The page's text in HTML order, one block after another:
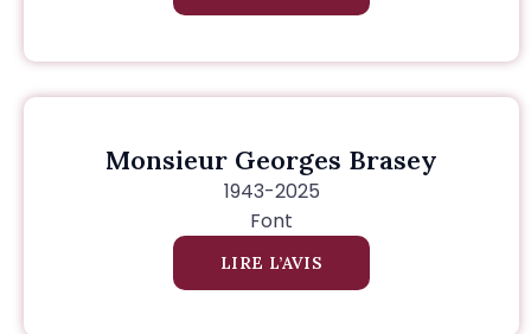
Monsieur Georges Brasey
1943-2025
Font
LIRE L’AVIS